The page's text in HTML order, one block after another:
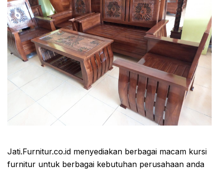
Jati.Furnitur.co.id menyediakan berbagai macam kursi
furnitur untuk berbagai kebutuhan perusahaan anda